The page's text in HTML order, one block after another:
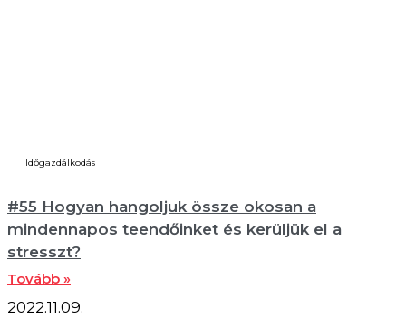
Időgazdálkodás
#55 Hogyan hangoljuk össze okosan a
mindennapos teendőinket és kerüljük el a
stresszt?
Tovább »
2022.11.09.